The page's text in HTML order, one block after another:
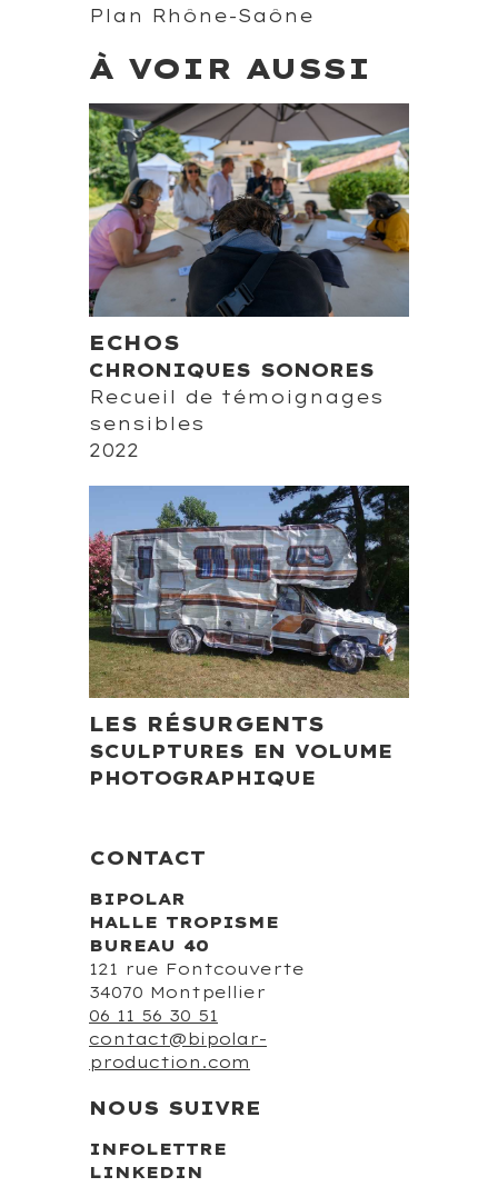
Plan Rhône-Saône
À VOIR AUSSI
ECHOS
CHRONIQUES SONORES
Recueil de témoignages
sensibles
2022
LES RÉSURGENTS
SCULPTURES EN VOLUME
PHOTOGRAPHIQUE
CONTACT
BIPOLAR
HALLE TROPISME
BUREAU 40
121 rue Fontcouverte
34070 Montpellier
06 11 56 30 51
contact@bipolar-
production.com
NOUS SUIVRE
INFOLETTRE
LINKEDIN